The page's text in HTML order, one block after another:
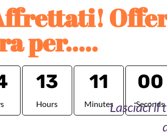
per.....
13
Hours
10
Minutes
59
Seconds
Lasciaci il